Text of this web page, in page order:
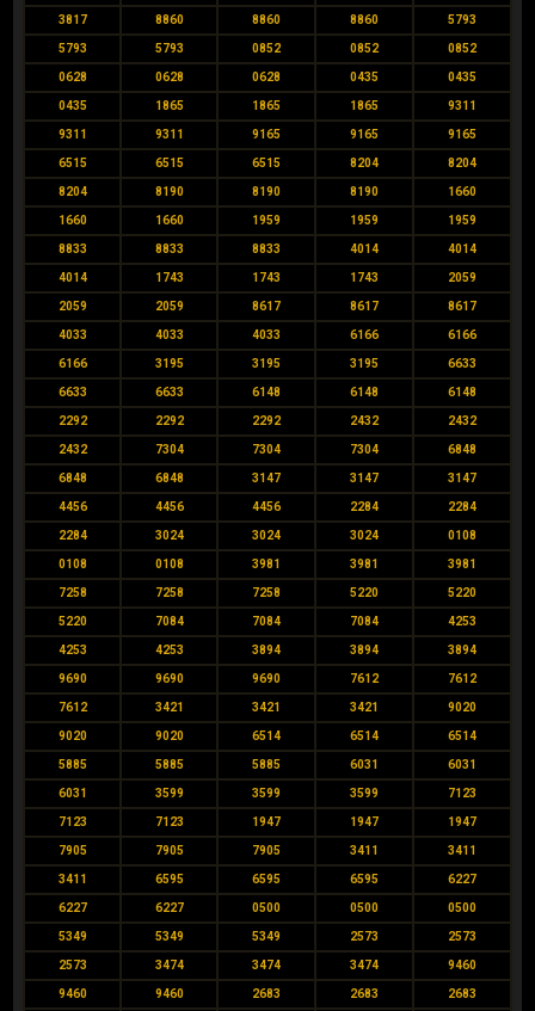
3817 8860 8860 8860 5793
5793 5793 0852 0852 0852
0628 0628 0628 0435 0435
0435 1865 1865 1865 9311
9311 9311 9165 9165 9165
6515 6515 6515 8204 8204
8204 8190 8190 8190 1660
1660 1660 1959 1959 1959
8833 8833 8833 4014 4014
4014 1743 1743 1743 2059
2059 2059 8617 8617 8617
4033 4033 4033 6166 6166
6166 3195 3195 3195 6633
6633 6633 6148 6148 6148
2292 2292 2292 2432 2432
2432 7304 7304 7304 6848
6848 6848 3147 3147 3147
4456 4456 4456 2284 2284
2284 3024 3024 3024 0108
0108 0108 3981 3981 3981
7258 7258 7258 5220 5220
5220 7084 7084 7084 4253
4253 4253 3894 3894 3894
9690 9690 9690 7612 7612
7612 3421 3421 3421 9020
9020 9020 6514 6514 6514
5885 5885 5885 6031 6031
6031 3599 3599 3599 7123
7123 7123 1947 1947 1947
7905 7905 7905 3411 3411
3411 6595 6595 6595 6227
6227 6227 0500 0500 0500
5349 5349 5349 2573 2573
2573 3474 3474 3474 9460
9460 9460 2683 2683 2683